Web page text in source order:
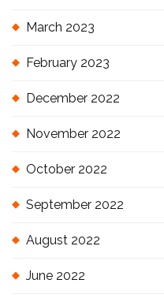
March 2023
February 2023
December 2022
November 2022
October 2022
September 2022
August 2022
June 2022